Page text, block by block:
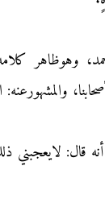
وهوظاهر
والمشهورعنه:
قال: لايعجبني